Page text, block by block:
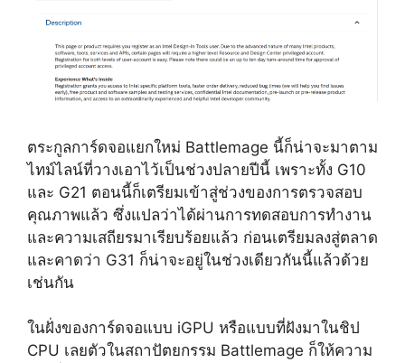
ตระกูลการ์ดจอแยกใหม่ Battlemage นี้ก็น่าจะมาตาม
ไทม์ไลน์ที่วางเอาไว้เป็นช่วงปลายปีนี้ เพราะทั้ง G10
และ G21 ตอนนี้ก็เตรียมเข้าสู่ช่วงของการตรวจสอบ
คุณภาพแล้ว ซึ่งแปลว่าได้ผ่านการทดสอบการทำงาน
และความเสถียรมาเรียบร้อยแล้ว ก่อนเตรียมลงสู่ตลาด
และคาดว่า G31 ก็น่าจะอยู่ในช่วงเดียวกันนี้แล้วด้วย
เช่นกัน
ในฝั่งของการ์ดจอแบบ iGPU หรือแบบที่ฝังมาในชิป
CPU เลยตัวในสถาปัตยกรรม Battlemage ก็ให้ความ